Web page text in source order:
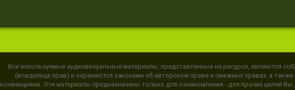
Все используемые аудиовизуальные материалы, представленные на ресурсе, являются
(владельца прав) и охраняются законами об авторском праве и смежных правах, а
конвенциями. Эти материалы предназначены только для ознакомления - для прочих целей